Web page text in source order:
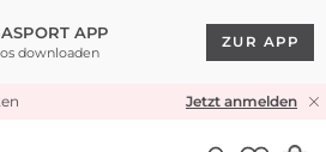
APP
downloaden
ZUR APP
VERSAND* & RÜCKVERSANDJetzt anmelden